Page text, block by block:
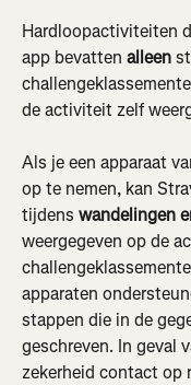
Hardloopactiviteiten
app bevatten alleen
de activiteit zelf
Als je een apparaat
op te nemen, kan
tijdens wandelingen
weergegeven op de
apparaten
stappen die in de
geschreven. In geval
zekerheid contact op